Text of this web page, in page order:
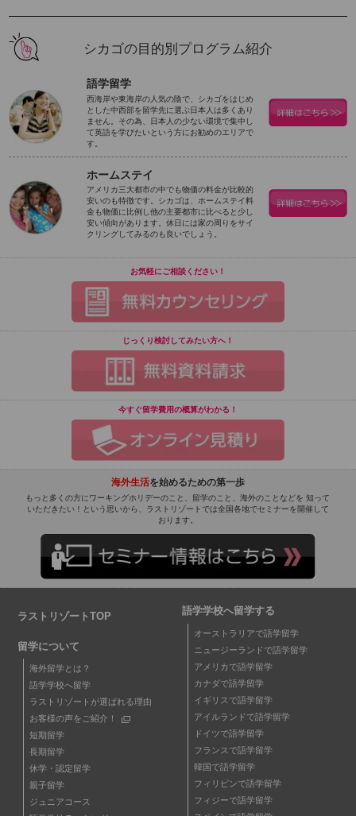
シカゴの目的別プログラム紹介
語学留学
西海岸や東海岸の人気の陰で、シカゴをはじめ
とした中西部を留学先に選ぶ日本人は多くあり
ません。その為、日本人の少ない環境で集中し
て英語を学びたいという方にお勧めのエリアで
す。
ホームステイ
アメリカ三大都市の中でも物価の料金が比較的
安いのも特徴です。シカゴは、ホームステイ料
金も物価に比例し他の主要都市に比べると少し
安い傾向があります。休日には家の周りをサイ
クリングしてみるのも良いでしょう。
お気軽にご相談ください！
じっくり検討してみたい方へ！
今すぐ留学費用の概算がわかる！
海外生活を始めるための第一歩
もっと多くの方にワーキングホリデーのこと、留学のこと、海外のことなどを 知って
いただきたい！という思いから、ラストリゾートでは全国各地でセミナーを開催して
おります。
ラストリゾートTOP
留学について
海外留学とは？
語学学校へ留学
ラストリゾートが選ばれる理由
お客様の声をご紹介！
短期留学
長期留学
休学・認定留学
親子留学
ジュニアコース
語学学校へ留学する
オーストラリアで語学留学
ニュージーランドで語学留学
アメリカで語学留学
カナダで語学留学
イギリスで語学留学
アイルランドで語学留学
ドイツで語学留学
フランスで語学留学
韓国で語学留学
フィリピンで語学留学
フィジーで語学留学